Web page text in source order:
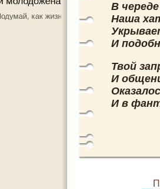
В
Наша
И
Твой
И
И в